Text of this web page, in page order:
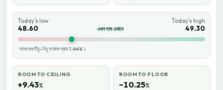
Today’s low
48.60 এখন দাম এখানে
Today’s high
49.30
আজকের উঁচু–নিচু ফারাক প্রায় 1.44%।
ROOM TO CEILING
+9.43%
ROOM TO FLOOR
−10.25%